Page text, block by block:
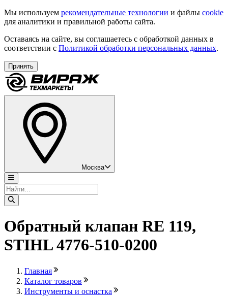
Мы используем рекомендательные технологии и файлы cookie
для аналитики и правильной работы сайта.
Оставаясь на сайте, вы соглашаетесь с обработкой данных в
соответствии с Политикой обработки персональных данных.
Принять
Москва
Обратный клапан RE 119,
STIHL 4776-510-0200
Главная
Каталог товаров
Инструменты и оснастка